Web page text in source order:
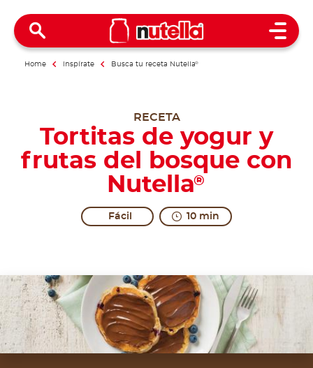
Open
Home Inspírate Busca tu receta Nutella®
RECETA
Tortitas de yogur y
frutas del bosque con
Nutella®
Fácil 10 min